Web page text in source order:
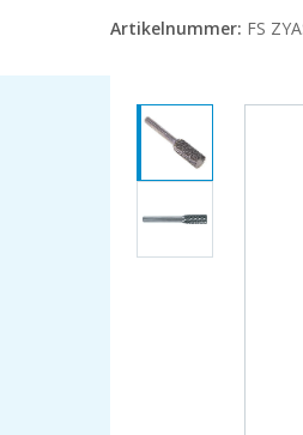
Artikelnummer: FS